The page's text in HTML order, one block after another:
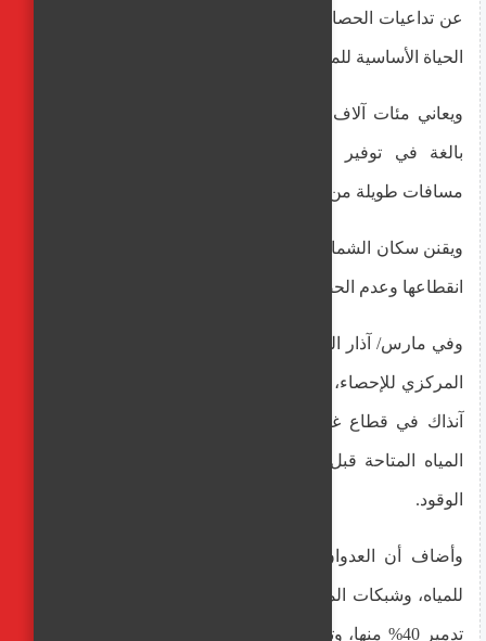
عن تداعيات الحصار المشدد ومنع إدخال الوقود ومستلزمات
الحياة الأساسية للمنطقة.
ويعاني مئات آلاف المواطنين شمال قطاع غزة من صعوبة
بالغة في توفير المياه الصالحة للشرب، حيث يقطعون
مسافات طويلة من أجل الحصول على بضعة لترات منها.
ويقنن سكان الشمال من استخدامهم لمياه الشرب خشية من
انقطاعها وعدم الحصول على كميات جديدة.
وفي مارس/ آذار الماضي، قال بيان مشترك صدر عن الجهاز
المركزي للإحصاء، وسلطة المياه، إن إجمالي المياه المتوفرة
المياه المتاحة قبل العدوان، حيث تخضع تلك الكمية لتوفر
الوقود.
وأضاف أن العدوان خلف آثارا "كارثية على البنية التحتية
للمياه، وشبكات المياه ومصادر الإمدادات بشكل عام، "إذ تم
تدمير 40% منها، وتعطلت المضخات الرئيسية بسبب القصف